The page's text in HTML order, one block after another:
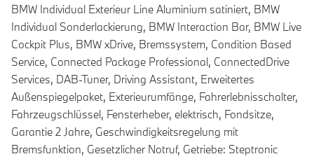
BMW Individual Exterieur Line Aluminium satiniert, BMW
Individual Sonderlackierung, BMW Interaction Bar, BMW Live
Cockpit Plus, BMW xDrive, Bremssystem, Condition Based
Service, Connected Package Professional, ConnectedDrive
Services, DAB-Tuner, Driving Assistant, Erweitertes
Außenspiegelpaket, Exterieurumfänge, Fahrerlebnisschalter,
Fahrzeugschlüssel, Fensterheber, elektrisch, Fondsitze,
Garantie 2 Jahre, Geschwindigkeitsregelung mit
Bremsfunktion, Gesetzlicher Notruf, Getriebe: Steptronic